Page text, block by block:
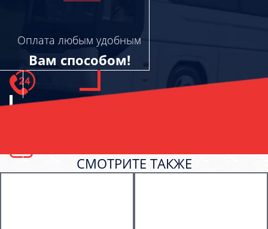
Оплата любым удобным
Вам способом!
СМОТРИТЕ ТАКЖЕ